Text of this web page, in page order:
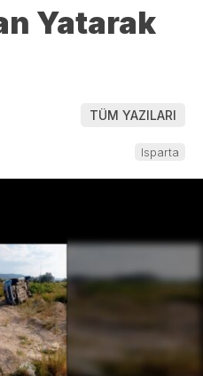
Yatarak
TÜM YAZILARI
Isparta